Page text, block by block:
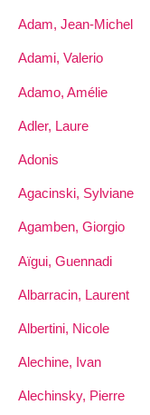
Adam, Jean-Michel
Adami, Valerio
Adamo, Amélie
Adler, Laure
Adonis
Agacinski, Sylviane
Agamben, Giorgio
Aïgui, Guennadi
Albarracin, Laurent
Albertini, Nicole
Alechine, Ivan
Alechinsky, Pierre